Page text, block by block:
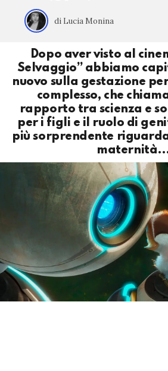
di Lucia Monina
Dopo aver visto al
Selvaggio” abbiamo
nuovo sulla gestazione
complesso, che
rapporto tra scienza e
per i figli e il ruolo di
più sorprendente